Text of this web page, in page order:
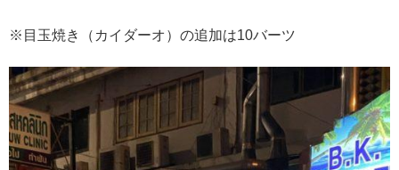
※目玉焼き（カイダーオ）の追加は10バーツ